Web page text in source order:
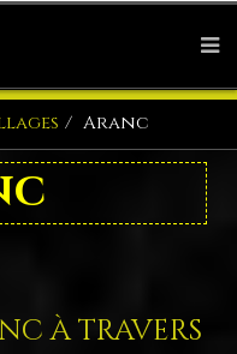
Aranc
à travers